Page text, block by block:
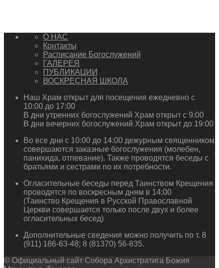
О НАС
Контакты
Расписание Богослужений
ГАЛЕРЕЯ
ПУБЛИКАЦИИ
ВОСКРЕСНАЯ ШКОЛА
Наш Храм открыт для посещения ежедневно с
10:00 до 17:00
В дни утренних богослужений Храм открыт с 9:00
В дни вечерних богослужений Храм открыт до 19:00
Во все дни с 10:00 до 14:00 дежурным священником
совершаются заказные богослужения (молебен,
панихида, отпевание). Также проводятся беседы с
братьями и сестрами по их потребности.
Огласительные беседы перед Таинством Крещения
проводятся по воскресным дням в 14:00
(Таинство Крещения в Русской Православной
Церкви совершается только после двух и более
огласительных бесед)
Дополнительные сведения можно получить по т. 8
(911) 186-63-48; 8 (81370) 56-835.
© Официальный сайт Собора Архистратига Божия